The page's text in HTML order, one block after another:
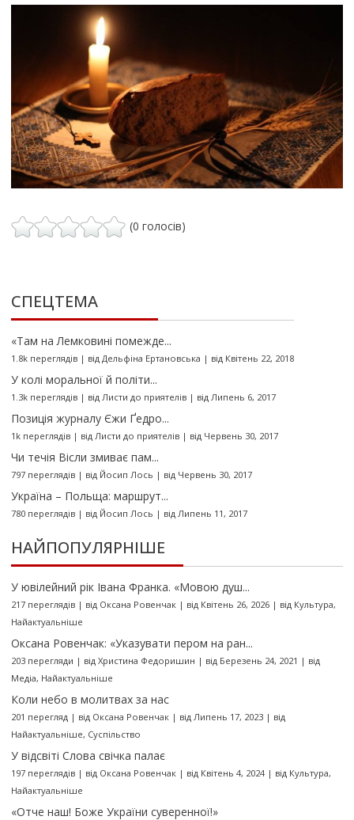
(0 голосів)
СПЕЦТЕМА
«Там на Лемковині помежде...
1.8k переглядів| від Дельфіна Ертановська | від Квітень 22, 2018
У колі моральної й політи...
1.3k переглядів| від Листи до приятелів| від Липень 6, 2017
Позиція журналу Єжи Ґедро...
1k переглядів| від Листи до приятелів| від Червень 30, 2017
Чи течія Вісли змиває пам...
797 переглядів| від Йосип Лось | від Червень 30, 2017
Україна – Польща: маршрут...
780 переглядів| від Йосип Лось | від Липень 11, 2017
НАЙПОПУЛЯРНІШЕ
У ювілейний рік Івана Франка. «Мовою душ...
217 переглядів| від Оксана Ровенчак| від Квітень 26, 2026| від Культура,
Найактуальніше
Оксана Ровенчак: «Указувати пером на ран...
203 перегляди | від Христина Федоришин | від Березень 24, 2021 | від
Медіа, Найактуальніше
Коли небо в молитвах за нас
201 перегляд | від Оксана Ровенчак| від Липень 17, 2023| від
Найактуальніше, Суспільство
У відсвіті Слова свічка палає
197 переглядів| від Оксана Ровенчак| від Квітень 4, 2024| від Культура,
Найактуальніше
«Отче наш! Боже України суверенної!»